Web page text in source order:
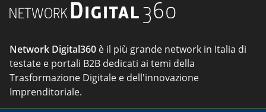
Network Digital360 è il più grande network in Italia di
testate e portali B2B dedicati ai temi della
Trasformazione Digitale e dell'innovazione
Imprenditoriale.